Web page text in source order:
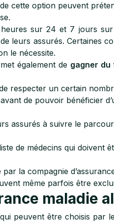
cette option peuvent
sur 24 et 7 jours
leurs assurés. Certaines
le nécessite.
également de gagner du
respecter un certain
de pouvoir bénéficier
assurés à suivre le
de médecins qui doivent
la compagnie
même parfois être
maladie
peuvent être choisis par